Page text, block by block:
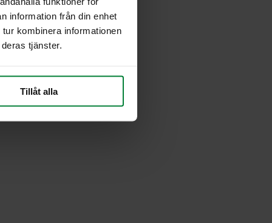
information från din enhet
kombinera informationen
tjänster.
Tillåt alla